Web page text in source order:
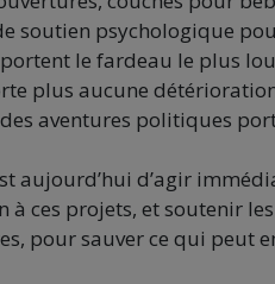
soutien psychologique
le fardeau le plus
plus aucune
aventures politiques
aujourd’hui d’agir
ces projets, et soutenir
pour sauver ce qui peut